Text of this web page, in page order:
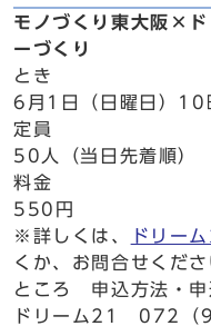
モノづくり東大阪×
ーづくり
とき
6月1日（日曜日）10
定員
50人（当日先着順）
料金
550円
※詳しくは、
ドリー
くか、お問合せくださ
ところ 申込方法・
ドリーム21 072（